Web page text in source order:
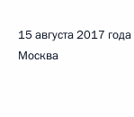
15 августа 2017 года
Москва